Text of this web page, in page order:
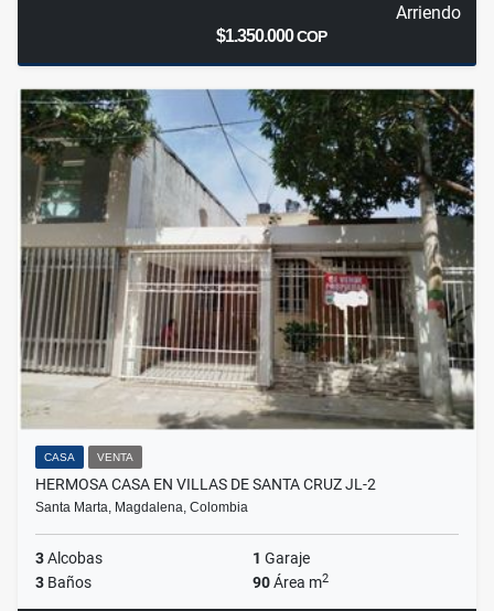
Arriendo
$1.350.000COP
CASA VENTA
HERMOSA CASA EN VILLAS DE SANTA CRUZ JL-2
Santa Marta, Magdalena, Colombia
3Alcobas 1 Garaje
3 Baños 90Área m2